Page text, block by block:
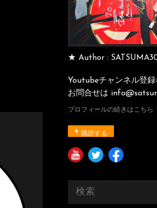
★ Author :
Youtubeチャンネル登録
お問合せは
プロフィールの続きはこちら
購読する